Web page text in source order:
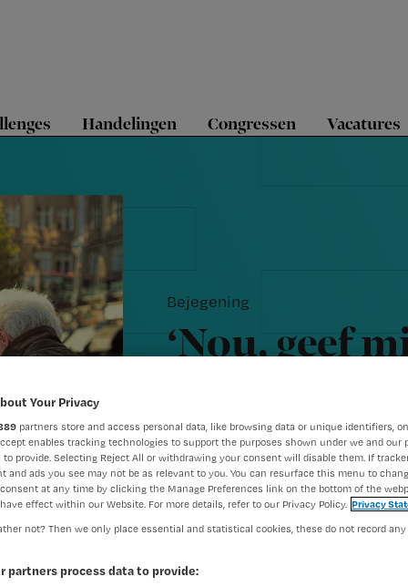
Handelingen Congressen Vacatures
Bejegening
‘Nou, geef
Auteur:Francine Aarts19 oktober
Your Privacy
partners store and access personal data, like browsing data or unique identifiers,
enables tracking technologies to support the purposes shown under we and our
to provide. Selecting Reject All or withdrawing your consent will disable them. If
and ads you see may not be as relevant to you. You can resurface this menu to
at any time by clicking the Manage Preferences link on the bottom of the
effect within our Website. For more details, refer to our Privacy Policy. Privacy
not? Then we only place essential and statistical cookies, these do not record
partners process data to provide: